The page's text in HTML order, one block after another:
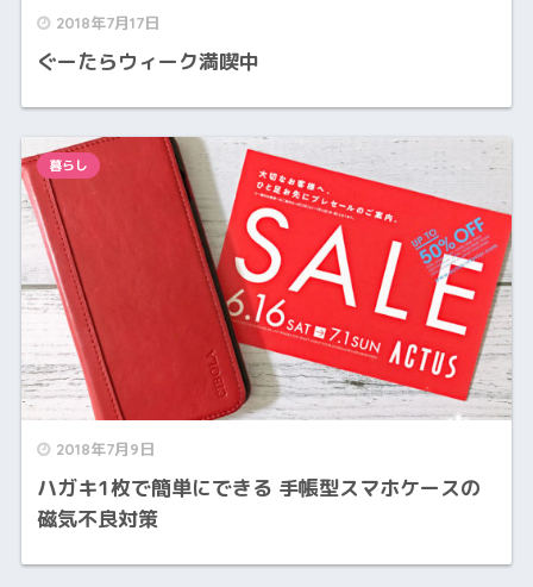
2018年7月17日
ぐーたらウィーク満喫中
2018年7月9日
ハガキ1枚で簡単にできる 手帳型スマホケースの
磁気不良対策
暮らし